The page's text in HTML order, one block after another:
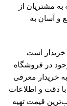
مشتریان از
و آسان به
خریدار است
در فروشگاه
خریدار معرفی
با دقت و اطلاعات
قیمت تهیه